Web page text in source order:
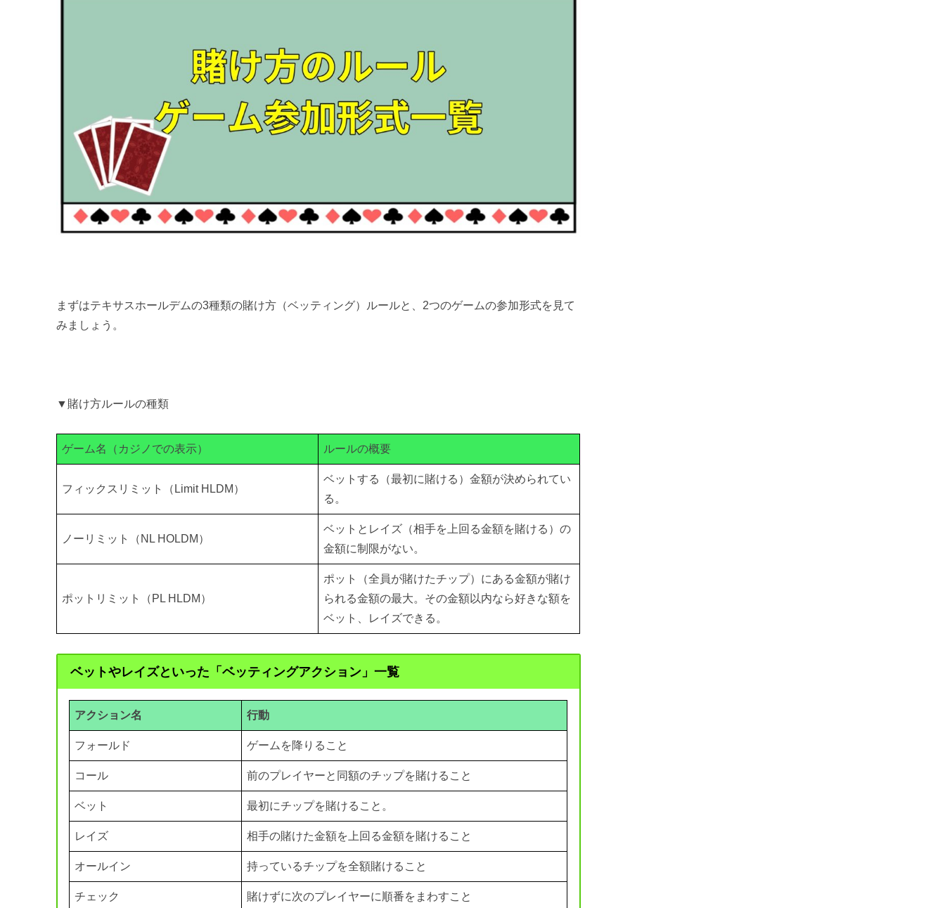
まずはテキサスホールデムの3種類の賭け方（ベッティング）ルールと、2つのゲームの参加形式を見て
みましょう。
▼賭け方ルールの種類
ゲーム名（カジノでの表示） ルールの概要
フィックスリミット（Limit HLDM）
ベットする（最初に賭ける）金額が決められてい
る。
ノーリミット（NL HOLDM）
ベットとレイズ（相手を上回る金額を賭ける）の
金額に制限がない。
ポットリミット（PL HLDM）
ポット（全員が賭けたチップ）にある金額が賭け
られる金額の最大。その金額以内なら好きな額を
ベット、レイズできる。
ベットやレイズといった「ベッティングアクション」一覧
アクション名 行動
フォールド ゲームを降りること
コール 前のプレイヤーと同額のチップを賭けること
ベット 最初にチップを賭けること。
レイズ 相手の賭けた金額を上回る金額を賭けること
オールイン 持っているチップを全額賭けること
チェック 賭けずに次のプレイヤーに順番をまわすこと